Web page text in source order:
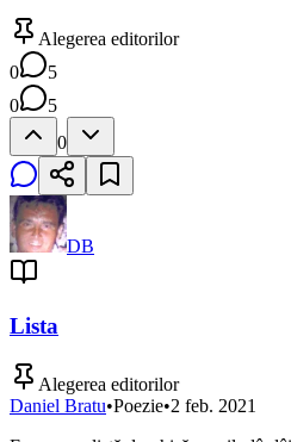
Alegerea editorilor
0
5
0
5
0
DB
Lista
Alegerea editorilor
Daniel Bratu•Poezie•2 feb. 2021